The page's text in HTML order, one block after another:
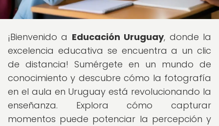
¡Bienvenido a Educación Uruguay, donde la
excelencia educativa se encuentra a un clic
de distancia! Sumérgete en un mundo de
conocimiento y descubre cómo la fotografía
en el aula en Uruguay está revolucionando la
enseñanza. Explora cómo capturar
momentos puede potenciar la percepción y